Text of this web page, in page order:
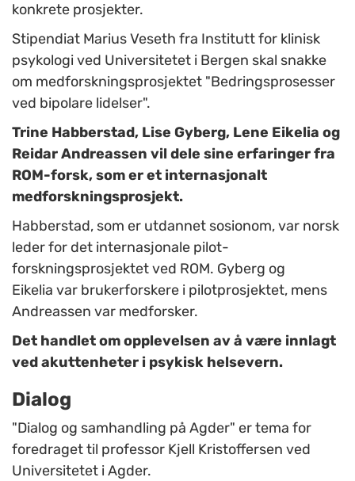
konkrete prosjekter.
Stipendiat Marius Veseth fra Institutt for klinisk
psykologi ved Universitetet i Bergen skal snakke
om medforskningsprosjektet "Bedringsprosesser
ved bipolare lidelser".
Trine Habberstad, Lise Gyberg, Lene Eikelia og
Reidar Andreassen vil dele sine erfaringer fra
ROM-forsk, som er et internasjonalt
medforskningsprosjekt.
Habberstad, som er utdannet sosionom, var norsk
leder for det internasjonale pilot-
forskningsprosjektet ved ROM. Gyberg og
Eikelia var brukerforskere i pilotprosjektet, mens
Andreassen var medforsker.
Det handlet om opplevelsen av å være innlagt
ved akuttenheter i psykisk helsevern.
Dialog
"Dialog og samhandling på Agder" er tema for
foredraget til professor Kjell Kristoffersen ved
Universitetet i Agder.